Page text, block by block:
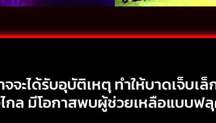
จะได้รับอุบัติเหตุ ทำให้บาดเจ็บ
กล มีโอกาสพบผู้ช่วยเหลือแบบฟ